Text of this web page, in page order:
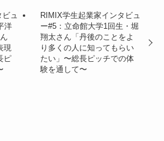
ュ
洋
現
ピ
RIMIX学生起業家インタビュ
ー#5：立命館大学1回生・堀
翔太さん「丹後のことをよ
り多くの人に知ってもらい
たい」〜総長ピッチでの体
験を通して〜